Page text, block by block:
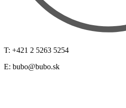
T: +421 2 5263 5254
E: bubo@bubo.sk